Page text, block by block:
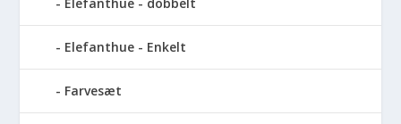
Elefanthue - Enkelt
Farvesæt